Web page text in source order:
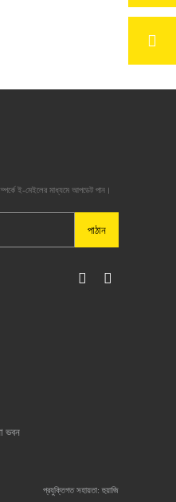
ই-মেইলের মাধ্যমে আপডেট পান।
পাঠান
ভবন
প্রযুক্তিগত সহায়তা: হুয়াজি